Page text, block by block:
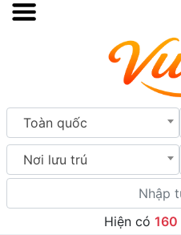
Toàn quốc
Nơi lưu trú
Hiện có 160